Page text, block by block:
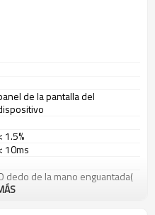
de la pantalla del
1.5%
10ms
dedo de la mano enguantada(
goma, tela o de cuero)